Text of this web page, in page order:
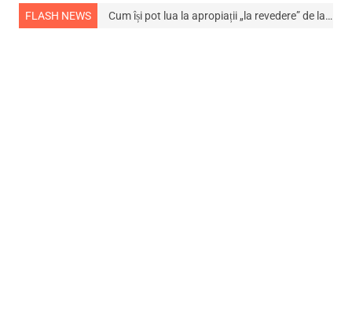
FLASH NEWS
din viață Cum își pot lua la apropiații „la revedere” de la… NEWS